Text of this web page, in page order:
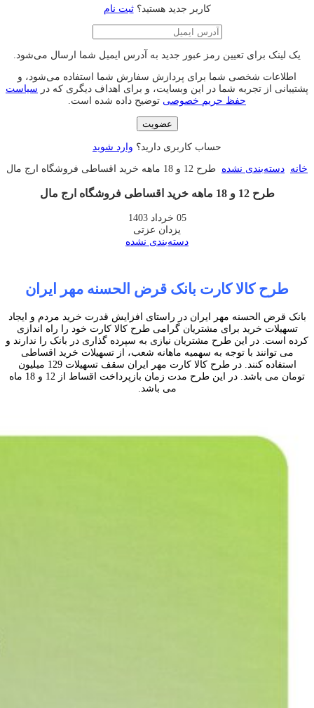
کاربر جدید هستید؟ثبت نام
یک لینک برای تعیین رمز عبور جدید به آدرس ایمیل شما ارسال می‌شود.
اطلاعات شخصی شما برای پردازش سفارش شما استفاده می‌شود، و
پشتیبانی از تجربه شما در این وبسایت، و برای اهداف دیگری که در سیاست
حفظ حریم خصوصی توضیح داده شده است.
عضویت
حساب کاربری دارید؟ وارد شوید
خانه دسته‌بندی نشده طرح 12 و 18 ماهه خرید اقساطی فروشگاه ارج مال
طرح 12 و 18 ماهه خرید اقساطی فروشگاه ارج مال
05 خرداد 1403
یزدان عزتی
دسته‌بندی نشده
طرح کالا کارت بانک قرض الحسنه مهر ایران
بانک قرض الحسنه مهر ایران در راستای افزایش قدرت خرید مردم و ایجاد
تسهیلات خرید برای مشتریان گرامی طرح کالا کارت خود را راه اندازی
کرده است. در این طرح مشتریان نیازی به سپرده گذاری در بانک را ندارند و
می توانند با توجه به سهمیه ماهانه شعب، از تسهیلات خرید اقساطی
استفاده کنند. در طرح کالا کارت مهر ایران سقف تسهیلات 129 میلیون
تومان می باشد. در این طرح مدت زمان بازپرداخت اقساط از 12 و 18 ماه
می باشد.